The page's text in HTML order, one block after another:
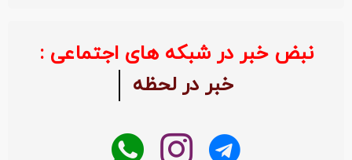
نبض خبر در شبکه های اجتماعی :
خبر در لحظه